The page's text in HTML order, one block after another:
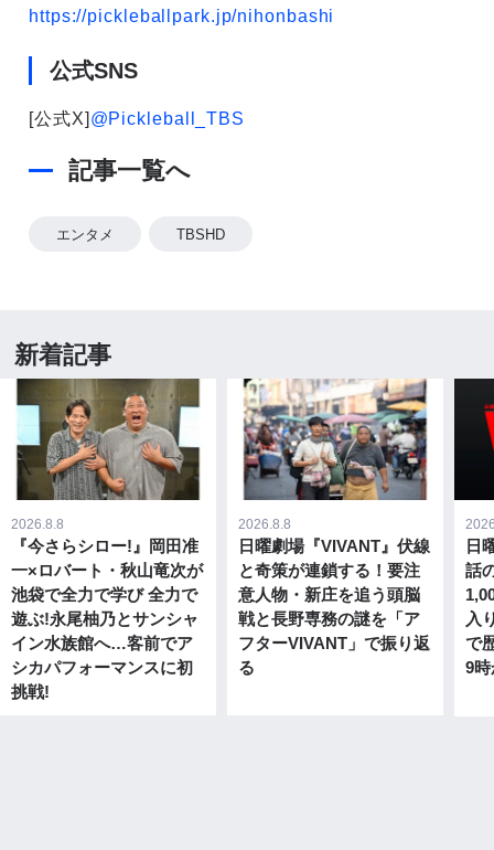
https://pickleballpark.jp/nihonbashi
公式SNS
[公式X] @Pickleball_TBS
記事一覧へ
エンタメ TBSHD
新着記事
『今さらシロー!』岡田准
一×ロバート・秋山竜次が
池袋で全力で学び 全力で
遊ぶ!永尾柚乃とサンシャ
イン水族館へ…客前でア
シカパフォーマンスに初
挑戦!
2026.8.8
日曜劇場『VIVANT』伏線
と奇策が連鎖する！要注
意人物・新庄を追う頭脳
戦と長野専務の謎を「ア
フターVIVANT」で振り返
る
2026.8.8
日
話
入
で
9